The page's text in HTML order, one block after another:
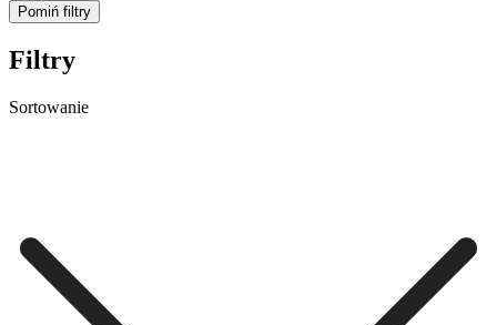
Pomiń filtry
Filtry
Sortowanie